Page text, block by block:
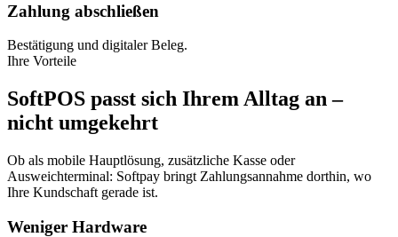
Zahlung abschließen
Bestätigung und digitaler Beleg.
Ihre Vorteile
SoftPOS passt sich Ihrem Alltag an –
nicht umgekehrt
Ob als mobile Hauptlösung, zusätzliche Kasse oder
Ausweichterminal: Softpay bringt Zahlungsannahme dorthin, wo
Ihre Kundschaft gerade ist.
Weniger Hardware